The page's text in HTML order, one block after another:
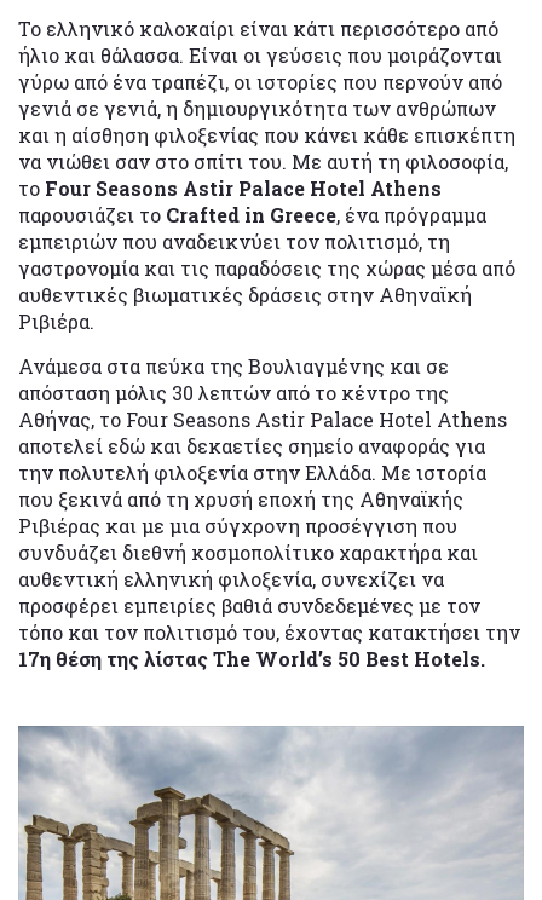
Το ελληνικό καλοκαίρι είναι κάτι περισσότερο από
ήλιο και θάλασσα. Είναι οι γεύσεις που μοιράζονται
γύρω από ένα τραπέζι, οι ιστορίες που περνούν από
γενιά σε γενιά, η δημιουργικότητα των ανθρώπων
και η αίσθηση φιλοξενίας που κάνει κάθε επισκέπτη
να νιώθει σαν στο σπίτι του. Με αυτή τη φιλοσοφία,
το Four Seasons Astir Palace Hotel Athens
παρουσιάζει το Crafted in Greece, ένα πρόγραμμα
εμπειριών που αναδεικνύει τον πολιτισμό, τη
γαστρονομία και τις παραδόσεις της χώρας μέσα από
αυθεντικές βιωματικές δράσεις στην Αθηναϊκή
Ριβιέρα.
Ανάμεσα στα πεύκα της Βουλιαγμένης και σε
απόσταση μόλις 30 λεπτών από το κέντρο της
Αθήνας, το Four Seasons Astir Palace Hotel Athens
αποτελεί εδώ και δεκαετίες σημείο αναφοράς για
την πολυτελή φιλοξενία στην Ελλάδα. Με ιστορία
που ξεκινά από τη χρυσή εποχή της Αθηναϊκής
Ριβιέρας και με μια σύγχρονη προσέγγιση που
συνδυάζει διεθνή κοσμοπολίτικο χαρακτήρα και
αυθεντική ελληνική φιλοξενία, συνεχίζει να
προσφέρει εμπειρίες βαθιά συνδεδεμένες με τον
τόπο και τον πολιτισμό του, έχοντας κατακτήσει την
17η θέση της λίστας The World’s 50 Best Hotels.